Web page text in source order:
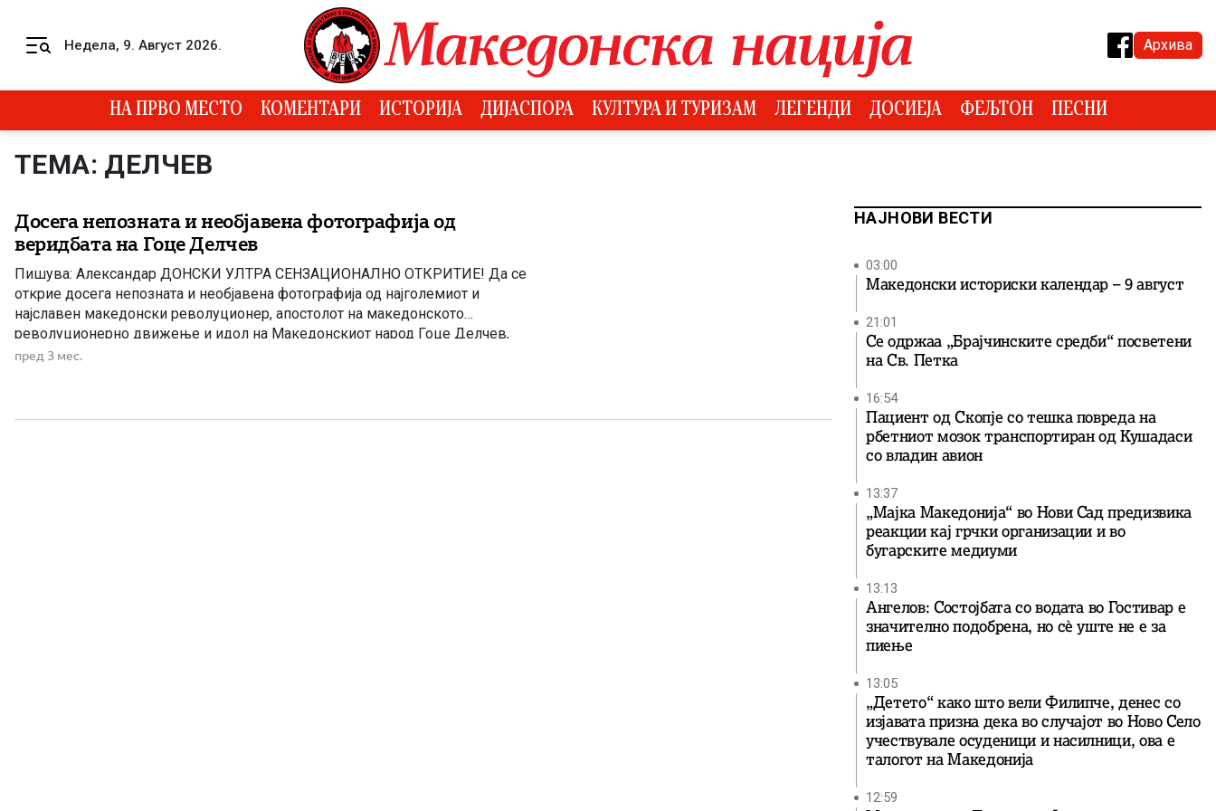
Недела, 9. Август 2026. Архива
НА ПРВО МЕСТО КОМЕНТАРИ ИСТОРИЈА ДИЈАСПОРА КУЛТУРА И ТУРИЗАМ ЛЕГЕНДИ ДОСИЕЈА ФЕЉТОН ПЕСНИ
ТЕМА: ДЕЛЧЕВ
Досега непозната и необјавена фотографија од
веридбата на Гоце Делчев
Пишува: Александар ДОНСКИ УЛТРА СЕНЗАЦИОНАЛНО ОТКРИТИЕ! Да се
открие досега непозната и необјавена фотографија од најголемиот и
најславен македонски револуционер, апостолот на македонското
револуционерно движење и идол на Македонскиот народ Гоце Делчев,
несомнено е едно од најголемите историски откритија на македонската
пред 3 мес.
НАЈНОВИ ВЕСТИ
03:00
Македонски историски календар – 9 август
21:01
Се одржаа „Брајчинските средби“ посветени
на Св. Петка
16:54
Пациент од Скопје со тешка повреда на
рбетниот мозок транспортиран од Кушадаси
со владин авион
13:37
„Мајка Македонија“ во Нови Сад предизвика
реакции кај грчки организации и во
бугарските медиуми
13:13
Ангелов: Состојбата со водата во Гостивар е
значително подобрена, но сè уште не е за
пиење
13:05
„Детето“ како што вели Филипче, денес со
изјавата призна дека во случајот во Ново Село
учествувале осуденици и насилници, ова е
талогот на Македонија
12:59